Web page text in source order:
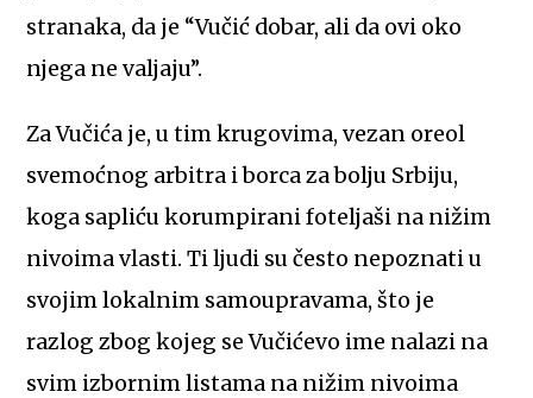
stranaka, da je “Vučić dobar, ali da ovi oko
njega ne valjaju”.
Za Vučića je, u tim krugovima, vezan oreol
svemoćnog arbitra i borca za bolju Srbiju,
koga sapliću korumpirani foteljaši na nižim
nivoima vlasti. Ti ljudi su često nepoznati u
svojim lokalnim samoupravama, što je
razlog zbog kojeg se Vučićevo ime nalazi na
svim izbornim listama na nižim nivoima